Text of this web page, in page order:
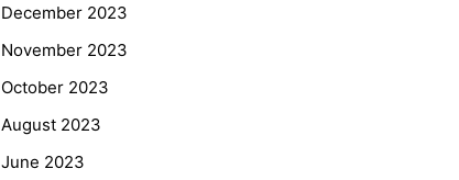
December 2023
November 2023
October 2023
August 2023
June 2023